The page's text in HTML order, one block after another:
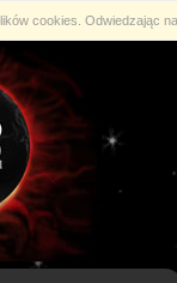
cookies. Odwiedzając